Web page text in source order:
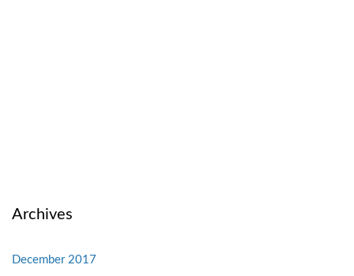
Archives
December 2017